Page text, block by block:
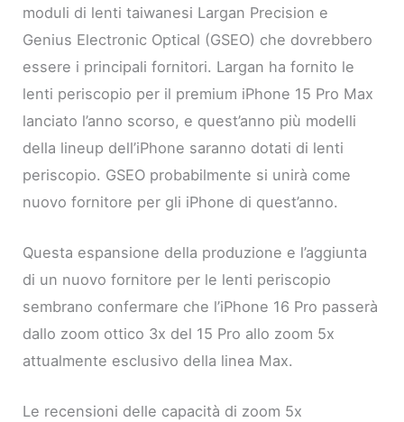
moduli di lenti taiwanesi Largan Precision e
Genius Electronic Optical (GSEO) che dovrebbero
essere i principali fornitori. Largan ha fornito le
lenti periscopio per il premium iPhone 15 Pro Max
lanciato l’anno scorso, e quest’anno più modelli
della lineup dell’iPhone saranno dotati di lenti
periscopio. GSEO probabilmente si unirà come
nuovo fornitore per gli iPhone di quest’anno.
Questa espansione della produzione e l’aggiunta
di un nuovo fornitore per le lenti periscopio
sembrano confermare che l’iPhone 16 Pro passerà
dallo zoom ottico 3x del 15 Pro allo zoom 5x
attualmente esclusivo della linea Max.
Le recensioni delle capacità di zoom 5x